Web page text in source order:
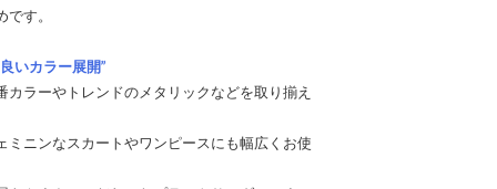
す。
いカラー展開”
ラーやトレンドのメタリックなどを取り揃え
ミニンなスカートやワンピースにも幅広くお使